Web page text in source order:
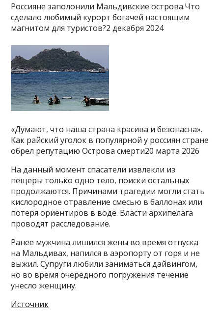
Россияне заполонили Мальдивские острова.Что
сделало любимый курорт богачей настоящим
магнитом для туристов?2 декабря 2024
«Думают, что наша страна красива и безопасна».
Как райский уголок в популярной у россиян стране
обрел репутацию Острова смерти20 марта 2026
На данный момент спасатели извлекли из
пещеры только одно тело, поиски остальных
продолжаются. Причинами трагедии могли стать
кислородное отравление смесью в баллонах или
потеря ориентиров в воде. Власти архипелага
проводят расследование.
Ранее мужчина лишился жены во время отпуска
на Мальдивах, напился в аэропорту от горя и не
выжил. Супруги любили заниматься дайвингом,
но во время очередного погружения течение
унесло женщину.
Источник